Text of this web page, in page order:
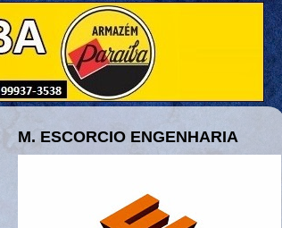
M. ESCORCIO ENGENHARIA